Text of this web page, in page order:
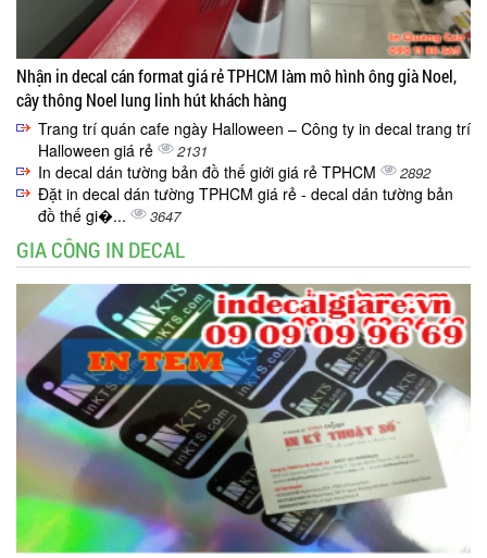
Nhận in decal cán format giá rẻ TPHCM làm mô hình ông già Noel,
cây thông Noel lung linh hút khách hàng
Trang trí quán cafe ngày Halloween – Công ty in decal trang trí
Halloween giá rẻ
2131
In decal dán tường bản đồ thế giới giá rẻ TPHCM 2892
Đặt in decal dán tường TPHCM giá rẻ - decal dán tường bản
đồ thế gi�...
3647
GIA CÔNG IN DECAL